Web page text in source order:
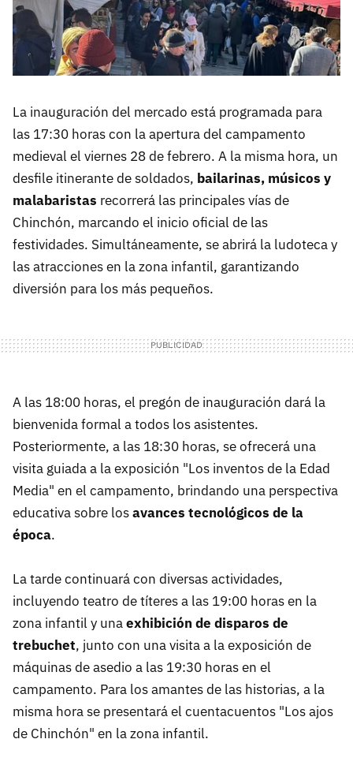
La inauguración del mercado está programada para
las 17:30 horas con la apertura del campamento
medieval el viernes 28 de febrero. A la misma hora, un
desfile itinerante de soldados, bailarinas, músicos y
malabaristas recorrerá las principales vías de
Chinchón, marcando el inicio oficial de las
festividades. Simultáneamente, se abrirá la ludoteca y
las atracciones en la zona infantil, garantizando
diversión para los más pequeños.
A las 18:00 horas, el pregón de inauguración dará la
bienvenida formal a todos los asistentes.
Posteriormente, a las 18:30 horas, se ofrecerá una
visita guiada a la exposición "Los inventos de la Edad
Media" en el campamento, brindando una perspectiva
educativa sobre losavances tecnológicos de la
época.
La tarde continuará con diversas actividades,
incluyendo teatro de títeres a las 19:00 horas en la
zona infantil y unaexhibición de disparos de
trebuchet, junto con una visita a la exposición de
máquinas de asedio a las 19:30 horas en el
campamento. Para los amantes de las historias, a la
misma hora se presentará el cuentacuentos "Los ajos
de Chinchón" en la zona infantil.